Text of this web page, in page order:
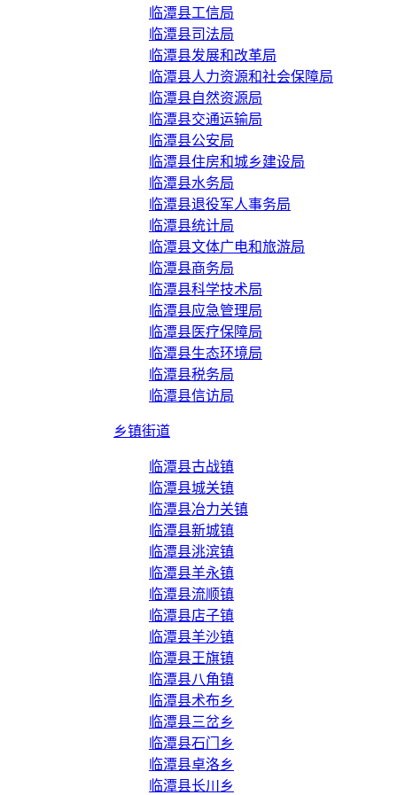
临潭县工信局
临潭县司法局
临潭县发展和改革局
临潭县人力资源和社会保障局
临潭县自然资源局
临潭县交通运输局
临潭县公安局
临潭县住房和城乡建设局
临潭县水务局
临潭县退役军人事务局
临潭县统计局
临潭县文体广电和旅游局
临潭县商务局
临潭县科学技术局
临潭县应急管理局
临潭县医疗保障局
临潭县生态环境局
临潭县税务局
临潭县信访局
乡镇街道
临潭县古战镇
临潭县城关镇
临潭县冶力关镇
临潭县新城镇
临潭县洮滨镇
临潭县羊永镇
临潭县流顺镇
临潭县店子镇
临潭县羊沙镇
临潭县王旗镇
临潭县八角镇
临潭县术布乡
临潭县三岔乡
临潭县石门乡
临潭县卓洛乡
临潭县长川乡